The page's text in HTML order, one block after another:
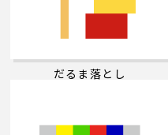
だるま落とし